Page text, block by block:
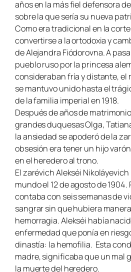
años en la más fiel defensora
sobre la que sería su nueva
Como era tradicional en la
convertirse a la ortodoxia y
de Alejandra Fiódorovna. A
pueblo ruso por la princesa
consideraban fría y distante, el
se mantuvo unido hasta el
de la familia imperial en 1918.
Después de años de
grandes duquesas Olga,
la ansiedad se apoderó de la
obsesión era tener un hijo
en el heredero al trono.
El zarévich Alekséi
mundo el 12 de agosto de 1904.
contaba con seis semanas de
sangrar sin que hubiera
hemorragia. Alekséi había
enfermedad que ponía en
dinastía: la hemofilia. Esta
madre, significaba que un mal
la muerte del heredero.